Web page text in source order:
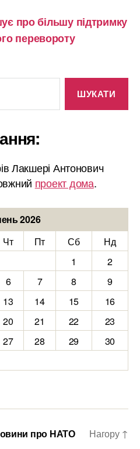
про більшу підтримку
перевороту
Лакшері Антонович
проект дома.
2026
Чт Пт Сб
Нд
1
2
6 7 8
9
13 14 15
16
20 21 22
23
27 28 29
30
про НАТО
Нагору ↑